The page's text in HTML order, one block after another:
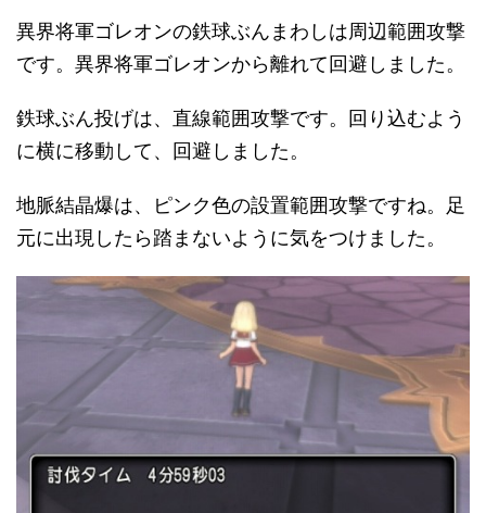
異界将軍ゴレオンの鉄球ぶんまわしは周辺範囲攻撃
です。異界将軍ゴレオンから離れて回避しました。
鉄球ぶん投げは、直線範囲攻撃です。回り込むよう
に横に移動して、回避しました。
地脈結晶爆は、ピンク色の設置範囲攻撃ですね。足
元に出現したら踏まないように気をつけました。